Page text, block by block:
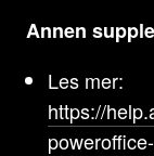
Annen
Les mer:
https://